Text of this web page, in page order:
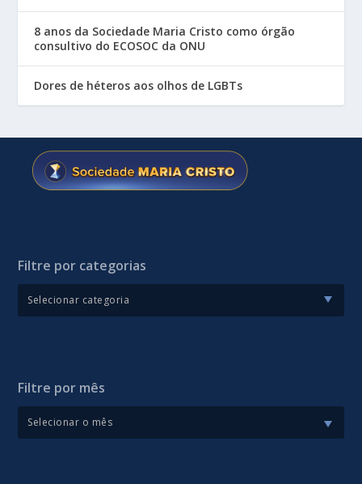
8 anos da Sociedade Maria Cristo como órgão
consultivo do ECOSOC da ONU
Dores de héteros aos olhos de LGBTs
Filtre por categorias
Filtre por mês